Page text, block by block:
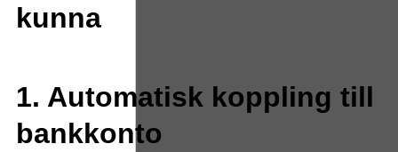
kunna
1. Automatisk koppling till
bankkonto